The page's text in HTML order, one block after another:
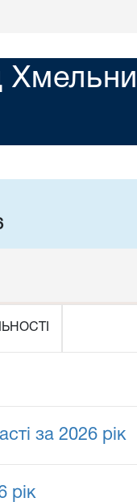
за 2026 рік
рік